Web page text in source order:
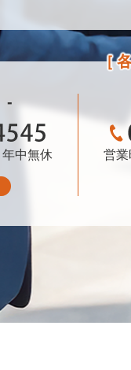
年中無休 営